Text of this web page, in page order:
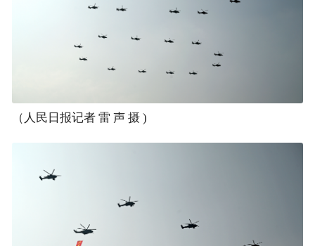
（人民日报记者 雷 声 摄 )